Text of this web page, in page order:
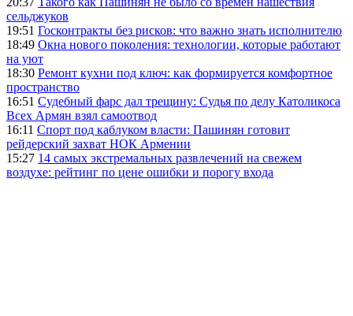
сельджуков
19:51 Госконтракты без рисков: что важно знать исполнителю
18:49 Окна нового поколения: технологии, которые работают
на уют
18:30 Ремонт кухни под ключ: как формируется комфортное
пространство
16:51 Судебный фарс дал трещину: Судья по делу Католикоса
Всех Армян взял самоотвод
16:11 Спорт под каблуком власти: Пашинян готовит
рейдерский захват НОК Армении
15:27 14 самых экстремальных развлечений на свежем
воздухе: рейтинг по цене ошибки и порогу входа